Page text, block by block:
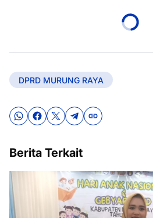
DPRD MURUNG RAYA
Berita Terkait